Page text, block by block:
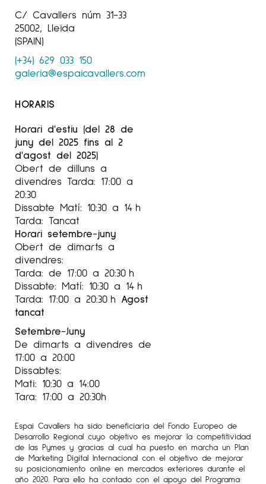
fotografies del cràter de gas de Derweza a
Turkmenistan.
The Mattatuck Museum, Waterbury, Connecticut.
Exposició individual, abril de 2015.
«Seeking Permanence» (A la recerca de la
Wingdale Project.
Sherry Leedy Fini Arts, Kansas City, Missouri.
Exposició individual, juny de 2015
2014
«La porta a l’infern», fotografies del cràter de
gas Derweza a Turkmenistan
The White Gallery, Lakeville, Connecticut
Exposició individual, novembre de 2014
Per a més informació l’Artista
a l’Instagram@galeriaespaicavallers
C/ Cavallers núm 31-33
25002, Lleida
(SPAIN)
(+34) 629 033 150
galeria@espaicavallers.com
HORARIS
Horari d'estiu (del 28 de
juny del 2025 fins al 2
d'agost del 2025)
Obert de dilluns a
divendres Tarda: 17:00 a
20:30
Dissabte Matí: 10:30 a 14 h
Tarda: Tancat
Horari setembre-juny
Obert de dimarts a
divendres:
Tarda: de 17:00 a 20:30 h
Dissabte: Matí: 10:30 a 14 h
Tarda: 17:00 a 20:30 h Agost
tancat
Setembre-Juny
De dimarts a divendres de
17:00 a 20:00
Dissabtes:
Mati: 10:30 a 14:00
Tara: 17:00 a 20:30h
Espai Cavallers ha sido beneficiaria del Fondo Europeo de
Desarrollo Regional cuyo objetivo es mejorar la competitividad
de las Pymes y gracias al cual ha puesto en marcha un Plan
de Marketing Digital Internacional con el objetivo de mejorar
su posicionamiento online en mercados exteriores durante el
año 2020. Para ello ha contado con el apoyo del Programa